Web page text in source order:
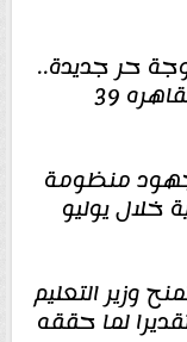
حر جديدة..
39
جهود منظومة
خلال يوليو
وزير التعليم
لما حققه